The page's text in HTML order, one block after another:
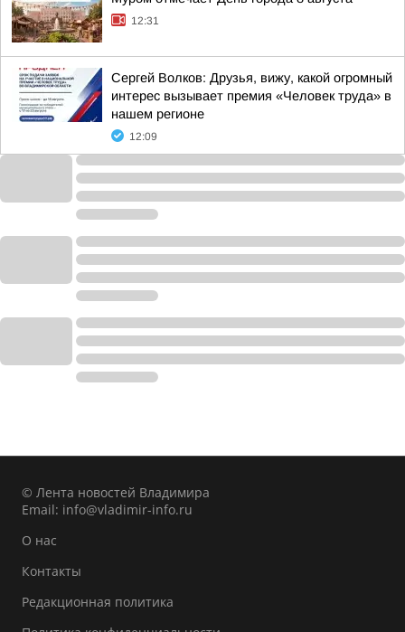
12:31
Сергей Волков: Друзья, вижу, какой огромный
интерес вызывает премия «Человек труда» в
нашем регионе
12:09
© Лента новостей Владимира
Email: info@vladimir-info.ru
О нас
Контакты
Редакционная политика